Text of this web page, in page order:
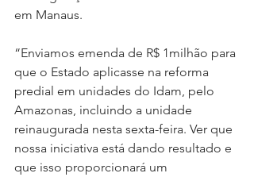
em Manaus.
“Enviamos emenda de R$ 1milhão para
que o Estado aplicasse na reforma
predial em unidades do Idam, pelo
Amazonas, incluindo a unidade
reinaugurada nesta sexta-feira. Ver que
nossa iniciativa está dando resultado e
que isso proporcionará um